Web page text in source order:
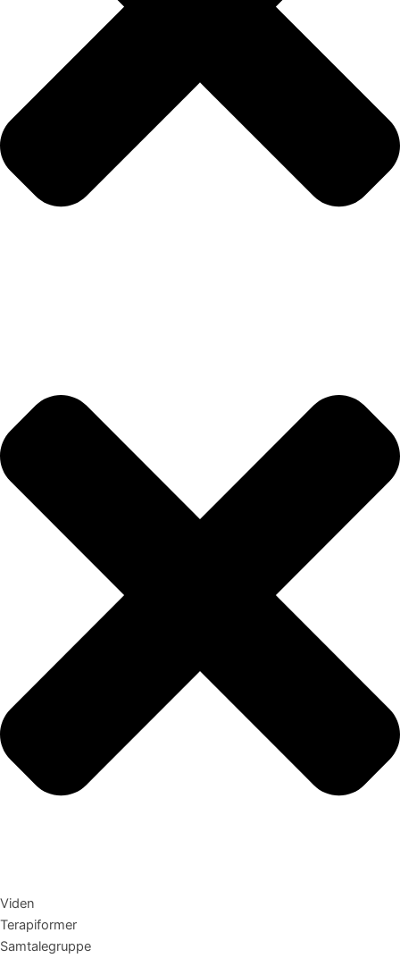
Viden
Terapiformer
Samtalegruppe